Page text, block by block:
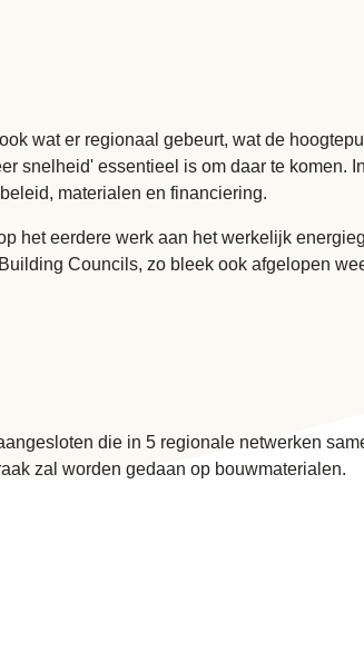
wat er regionaal gebeurt, wat de
snelheid' essentieel is om daar te komen.
materialen en financiering.
het eerdere werk aan het werkelijk
Councils, zo bleek ook afgelopen
die in 5 regionale netwerken
zal worden gedaan op bouwmaterialen.